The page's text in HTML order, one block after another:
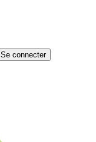
Se connecter